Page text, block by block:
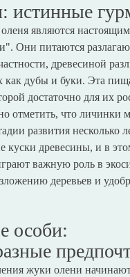
истинные
являются
Они питаются
древесиной
как дубы и буки. Эта
достаточно для их
отметить, что личинки
развития несколько
куски древесины, и в
важную роль в
деревьев и
особи:
жуки олени